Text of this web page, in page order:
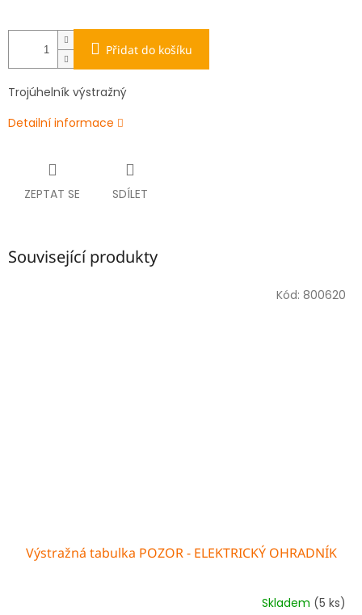
Přidat do košíku
Trojúhelník výstražný
Detailní informace
ZEPTAT SE SDÍLET
Související produkty
Výstražná tabulka POZOR - ELEKTRICKÝ OHRADNÍK
Skladem (5 ks)
Kód: 800620